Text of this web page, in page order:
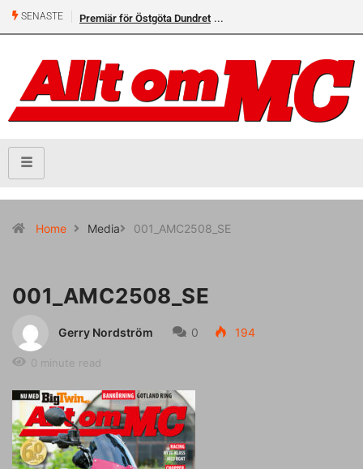
SENASTE Premiär för Östgöta Dundret
Home Media 001_AMC2508_SE
001_AMC2508_SE
Gerry Nordström 0 194
0 minute read